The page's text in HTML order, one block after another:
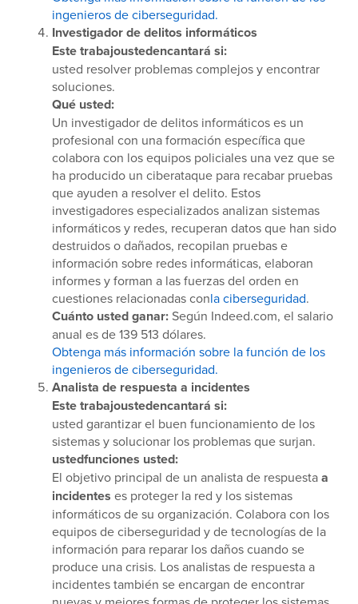
ingenieros de ciberseguridad.
Investigador de delitos informáticos
Este trabajoustedencantará si:
usted resolver problemas complejos y encontrar
soluciones.
Qué usted:
Un investigador de delitos informáticos es un
profesional con una formación específica que
colabora con los equipos policiales una vez que se
ha producido un ciberataque para recabar pruebas
que ayuden a resolver el delito. Estos
investigadores especializados analizan sistemas
informáticos y redes, recuperan datos que han sido
destruidos o dañados, recopilan pruebas e
información sobre redes informáticas, elaboran
informes y forman a las fuerzas del orden en
cuestiones relacionadas conla ciberseguridad.
Cuánto usted ganar:Según Indeed.com, el salario
anual es de 139 513 dólares.
Obtenga más información sobre la función de los
ingenieros de ciberseguridad.
Analista de respuesta a incidentes
Este trabajoustedencantará si:
usted garantizar el buen funcionamiento de los
sistemas y solucionar los problemas que surjan.
ustedfunciones usted:
El objetivo principal de un analista de respuestaa
incidentes es proteger la red y los sistemas
informáticos de su organización. Colabora con los
equipos de ciberseguridad y de tecnologías de la
información para reparar los daños cuando se
produce una crisis. Los analistas de respuesta a
incidentes también se encargan de encontrar